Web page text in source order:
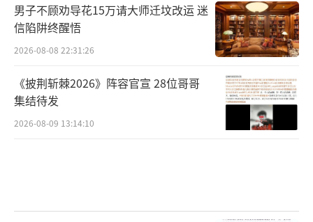
男子不顾劝导花15万请大师迁坟改运 迷
信陷阱终醒悟
2026-08-08 22:31:26
《披荆斩棘2026》阵容官宣 28位哥哥
集结待发
2026-08-09 13:14:10